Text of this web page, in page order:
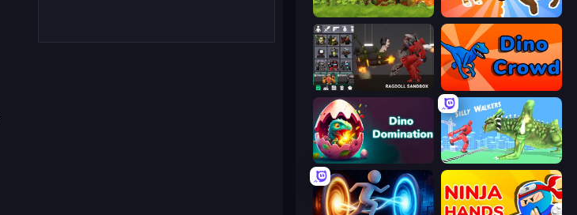
Rio Rex Animal DNA Run
Last Play: Ragdoll Sandbox Dino Crowd
Dino Domination Silly Walkers